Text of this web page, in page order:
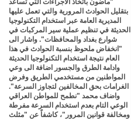
"ماضون باتخاذ الاجراءات التي تساعد
بتقليل الحوادث المرورية والتي تعمل عليها
المديرية العامة عبر استخدام التكنولوجيا
الحديثة في تنظيم عملية سير المركبات في
شوارع بغداد والمحافظات". واشار الى
"انخفاض ملحوظ بنسبة الحوادث في هذا
العام نتيجة استخدام التكنولوجيا الحديثة
وادامة الطرق والجسور اضافة الى وعي
المواطنين من مستخدمي الطريق وفرض
الغرامات بحق المخالفين لتجاوز السرعة".
واضاف محمد "نطمح للمواطن العراقي
الوعي التام بعدم استخدام السرعة مفرطة
ومخالفة قوانين المرور"، كاشفاً عن "مثلث